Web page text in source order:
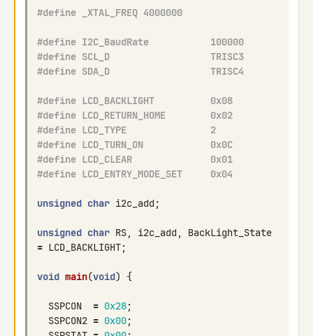
#define _XTAL_FREQ 4000000
#define I2C_BaudRate           100000
#define SCL_D                  TRISC3
#define SDA_D                  TRISC4
#define LCD_BACKLIGHT          0x08
#define LCD_RETURN_HOME        0x02
#define LCD_TYPE               2
#define LCD_TURN_ON            0x0C
#define LCD_CLEAR              0x01
#define LCD_ENTRY_MODE_SET     0x04
unsigned char i2c_add;
unsigned char RS, i2c_add,
BackLight_State
= LCD_BACKLIGHT;
void main(void) {
SSPCON = 0x28;
SSPCON2 = 0x00;